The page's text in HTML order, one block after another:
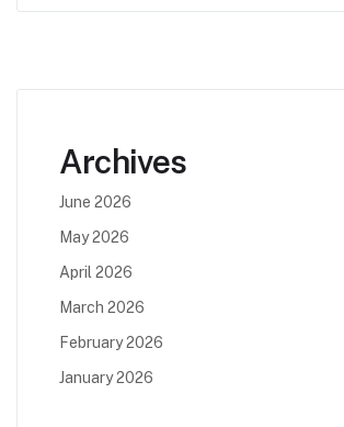
Archives
June 2026
May 2026
April 2026
March 2026
February 2026
January 2026